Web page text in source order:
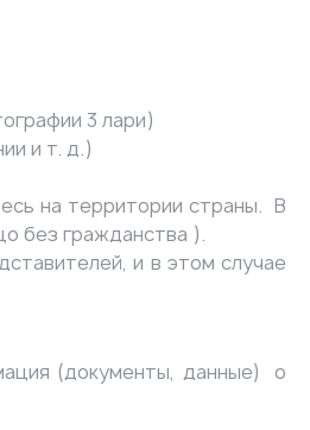
3 лари)
и т. д.)
на территории страны. В
без гражданства ).
и в этом случае
(документы, данные) о